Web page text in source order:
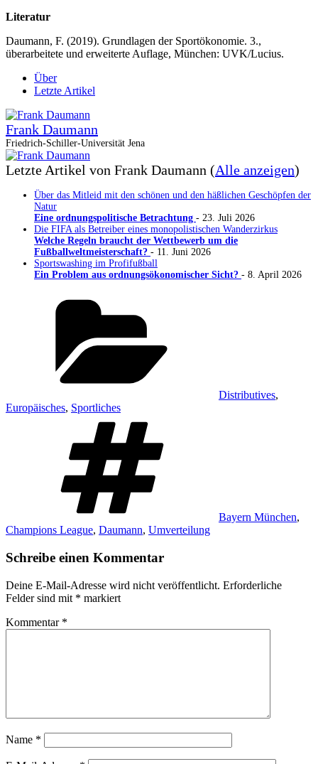
Literatur
Daumann, F. (2019). Grundlagen der Sportökonomie. 3.,
überarbeitete und erweiterte Auflage, München: UVK/Lucius.
Über
Letzte Artikel
Frank Daumann
Friedrich-Schiller-Universität Jena
Letzte Artikel von Frank Daumann (Alle anzeigen)
Über das Mitleid mit den schönen und den häßlichen Geschöpfen der
Natur
Eine ordnungspolitische Betrachtung - 23. Juli 2026
Die FIFA als Betreiber eines monopolistischen Wanderzirkus
Welche Regeln braucht der Wettbewerb um die
Fußballweltmeisterschaft? - 11. Juni 2026
Sportswashing im Profifußball
Ein Problem aus ordnungsökonomischer Sicht? - 8. April 2026
Distributives,
Europäisches, Sportliches
Bayern München,
Champions League, Daumann, Umverteilung
Schreibe einen Kommentar
Deine E-Mail-Adresse wird nicht veröffentlicht. Erforderliche
Felder sind mit * markiert
Kommentar *
Name *